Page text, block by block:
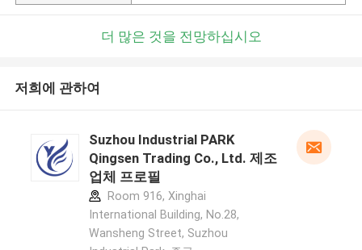
더 많은 것을 전망하십시오
저희에 관하여
Suzhou Industrial PARK
Qingsen Trading Co., Ltd. 제조
업체 프로필
Room 916, Xinghai
International Building, No.28,
Wansheng Street, Suzhou